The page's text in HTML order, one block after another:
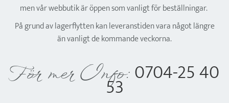
men vår webbutik är öppen som vanligt för beställningar.
På grund av lagerflytten kan leveranstiden vara något längre
än vanligt de kommande veckorna.
För mer Info: 0704-25 40
53